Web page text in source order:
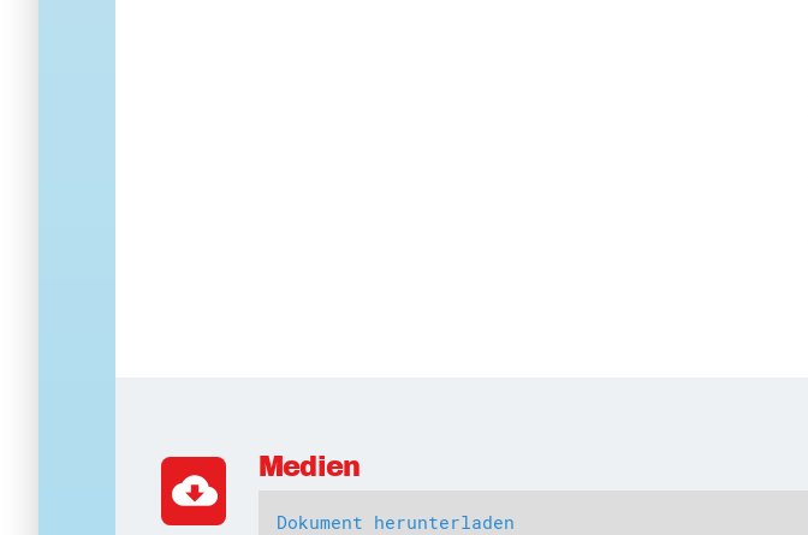
cloud_download
Medien
Dokument herunterladen